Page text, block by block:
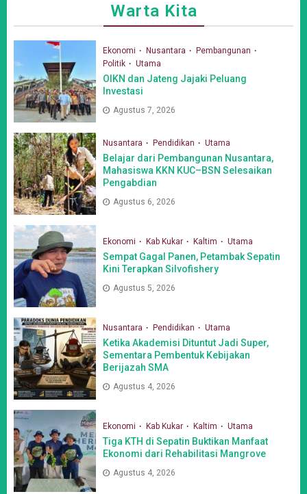
Warta Kita
Ekonomi Nusantara
Pembangunan
Politik
Utama
OIKN dan Jateng Jajaki Peluang
Investasi
Agustus 7, 2026
Nusantara Pendidikan Utama
Belajar dari Pembangunan Nusantara,
Mahasiswa KKN KUC–BSN Selesaikan
Pengabdian
Agustus 6, 2026
Ekonomi Kab Kukar Kaltim Utama
Sempat Gagal Panen, Petambak Sepatin
Kini Terapkan Silvofishery
Agustus 5, 2026
Nusantara Pendidikan Utama
Ketika Akademisi Dituntut Jadi Super,
Sementara Pembentuk Kebijakan
Berijazah SMA
Agustus 4, 2026
Ekonomi Kab Kukar Kaltim Utama
Tiga KTH di Sepatin Buktikan Manfaat
Ekonomi dari Rehabilitasi Mangrove
Agustus 4, 2026